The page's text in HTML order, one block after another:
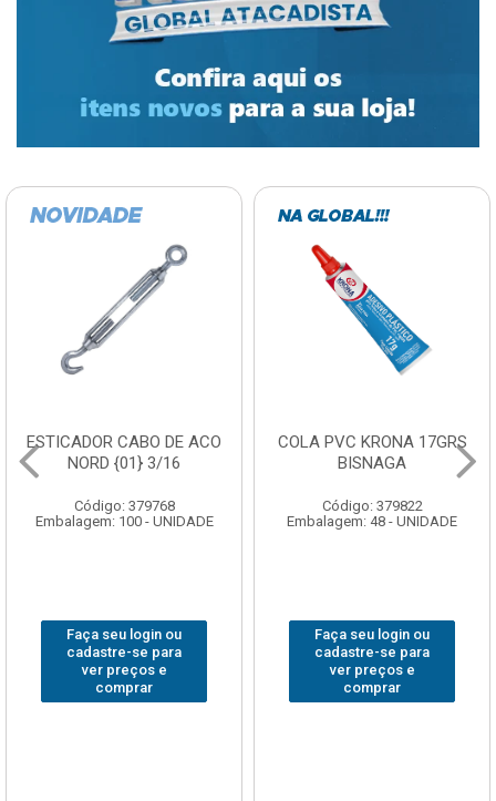
ESTICADOR CABO DE ACO
NORD {01} 3/16
Código: 379768
Embalagem: 100 - UNIDADE
Faça seu login ou
cadastre-se para
ver preços e
comprar
COLA PVC KRONA 17GRS
BISNAGA
Código: 379822
Embalagem: 48 - UNIDADE
Faça seu login ou
cadastre-se para
ver preços e
comprar